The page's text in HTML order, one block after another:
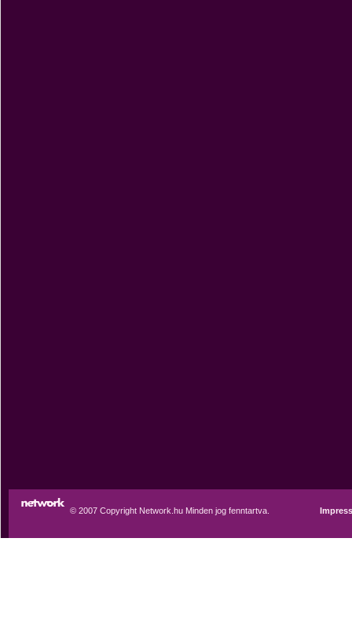
© 2007 Copyright Network.hu Minden jog fenntartva.